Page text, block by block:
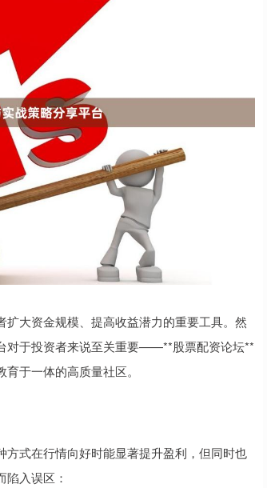
大资金规模、提高收益潜力的重要工具。然
对于投资者来说至关重要——**股票配资论坛**
于一体的高质量社区。
式在行情向好时能显著提升盈利，但同时也
入误区：